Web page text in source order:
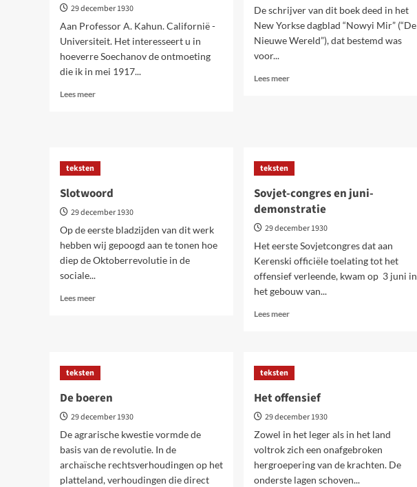
29 december 1930
Aan Professor A. Kahun. Californië -
Universiteit. Het interesseert u in
hoeverre Soechanov de ontmoeting
die ik in mei 1917...
Lees meerLees
‘Sovjet-
congres
juni-
demonstratie’
De schrijver van dit boek deed in het
New Yorkse dagblad “Nowyi Mir” (“De
Nieuwe Wereld”), dat bestemd was
voor...
Lees meerLees
reorganisatie
van
partij’
teksten
Slotwoord
29 december 1930
Op de eerste bladzijden van dit werk
hebben wij gepoogd aan te tonen hoe
diep de Oktoberrevolutie in de
sociale...
Lees meerLees
teksten
Sovjet-congres en juni-
demonstratie
29 december 1930
Het eerste Sovjetcongres dat aan
Kerenski officiële toelating tot het
offensief verleende, kwam op 3 juni in
het gebouw van...
Lees meerLees
congres
demonstratie
teksten
De boeren
29 december 1930
De agrarische kwestie vormde de
basis van de revolutie. In de
archaïsche rechtsverhoudingen op het
platteland, verhoudingen die direct
teksten
Het offensief
29 december 1930
Zowel in het leger als in het land
voltrok zich een onafgebroken
hergroepering van de krachten. De
onderste lagen schoven...